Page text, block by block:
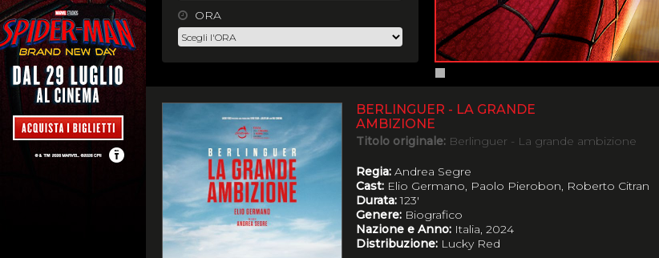
ORA
BERLINGUER - LA GRANDE
AMBIZIONE
Titolo originale: Berlinguer - La grande ambizione
Regia: Andrea Segre
Cast: Elio Germano, Paolo Pierobon, Roberto Citran
Durata:123'
Genere: Biografico
Nazione e Anno: Italia, 2024
Distribuzione: Lucky Red